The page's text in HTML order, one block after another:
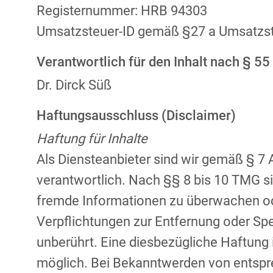
Registernummer: HRB 94303
Umsatzsteuer-ID gemäß §27 a
Verantwortlich für den Inhalt nach § 55
Dr. Dirck Süß
Haftungsausschluss (Disclaimer)
Haftung für Inhalte
Als Diensteanbieter sind wir gemäß § 7
verantwortlich. Nach §§ 8 bis 10 TMG
fremde Informationen zu überwachen
Verpflichtungen zur Entfernung oder
unberührt. Eine diesbezügliche
möglich. Bei Bekanntwerden von